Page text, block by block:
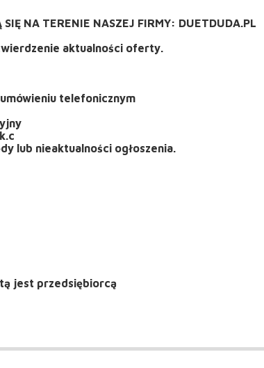
NA TERENIE NASZEJ FIRMY: DUETDUDA.PL
aktualności oferty.
telefonicznym
lub nieaktualności ogłoszenia.
jest przedsiębiorcą